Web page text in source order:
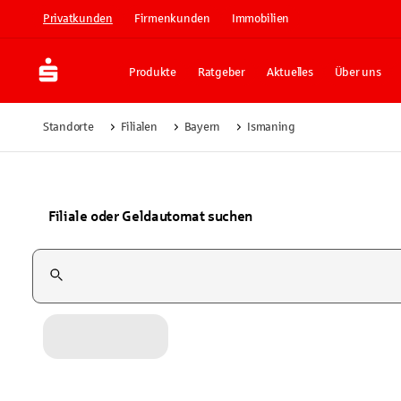
Privatkunden Firmenkunden Immobilien
Produkte Ratgeber Aktuelles Über uns
Standorte Filialen Bayern Ismaning
Filiale oder Geldautomat suchen
Suchfeld